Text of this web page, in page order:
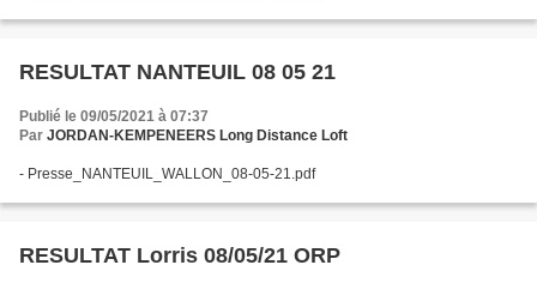
RESULTAT NANTEUIL 08 05 21
Publié le 09/05/2021 à 07:37
Par JORDAN-KEMPENEERS Long Distance Loft
- Presse_NANTEUIL_WALLON_08-05-21.pdf
RESULTAT Lorris 08/05/21 ORP